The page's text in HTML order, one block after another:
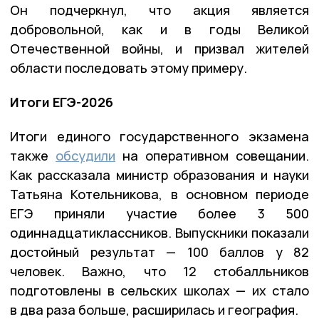
Он подчеркнул, что акция является
добровольной, как и в годы Великой
Отечественной войны, и призвал жителей
области последовать этому примеру.
Итоги ЕГЭ-2026
Итоги единого государственного экзамена
также обсудили на оперативном совещании.
Как рассказала министр образования и науки
Татьяна Котельникова, в основном периоде
ЕГЭ приняли участие более 3 500
одиннадцатиклассников. Выпускники показали
достойный результат — 100 баллов у 82
человек. Важно, что 12 стобалльников
подготовлены в сельских школах — их стало
в два раза больше, расширилась и география.